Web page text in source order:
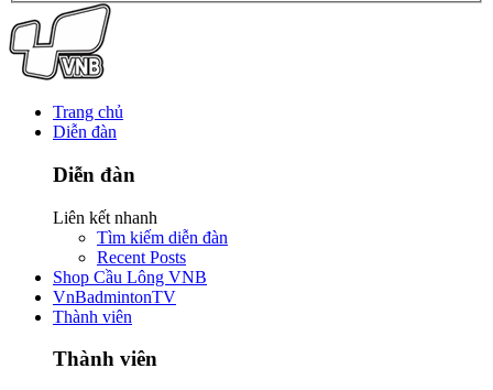
Trang chủ
Diễn đàn
Diễn đàn
Liên kết nhanh
Tìm kiếm diễn đàn
Recent Posts
Shop Cầu Lông VNB
VnBadmintonTV
Thành viên
Thành viên